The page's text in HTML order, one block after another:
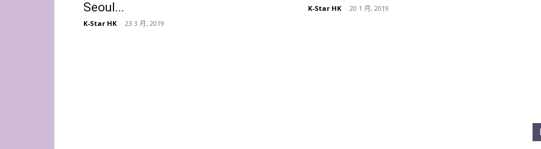
Seoul...
K-Star HK - 23 3 月, 2019
K-Star HK - 20 1 月, 2019